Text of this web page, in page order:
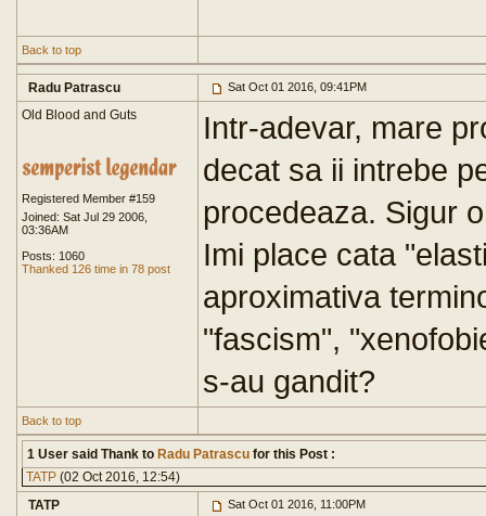
Back to top
Radu Patrascu Sat Oct 01 2016, 09:41PM
Old Blood and Guts
Registered Member #159
Joined: Sat Jul 29 2006,
03:36AM
Posts: 1060
Thanked 126 time in 78 post
Intr-adevar, mare
decat sa ii intrebe
procedeaza. Sigur
Imi place cata
aproximativa
"fascism",
s-au gandit?
Back to top
1 User said Thank to Radu Patrascu for this Post :
TATP (02 Oct 2016, 12:54)
TATP
Sat Oct 01 2016, 11:00PM